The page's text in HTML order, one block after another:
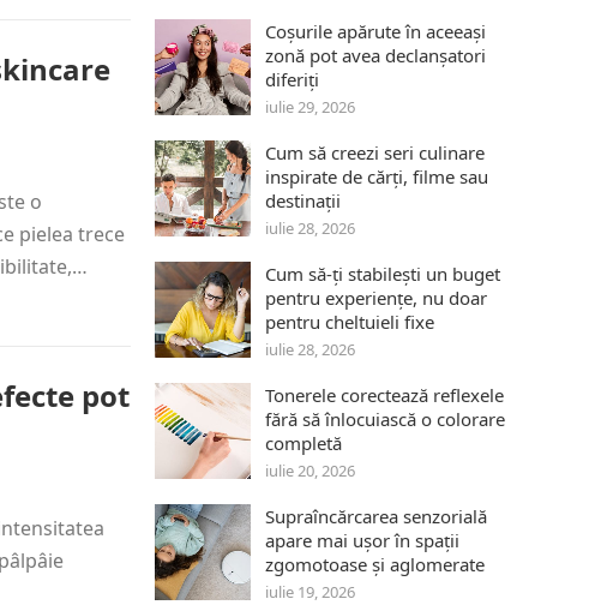
o
pielea trece
pot
Coșurile apărute în aceeași
zonă pot avea declanșatori
diferiți
iulie 29, 2026
Cum să creezi seri culinare
inspirate de cărți, filme sau
destinații
iulie 28, 2026
Cum să-ți stabilești un buget
pentru experiențe, nu doar
pentru cheltuieli fixe
iulie 28, 2026
Tonerele corectează reflexele
fără să înlocuiască o colorare
completă
iulie 20, 2026
Supraîncărcarea senzorială
apare mai ușor în spații
zgomotoase și aglomerate
iulie 19, 2026